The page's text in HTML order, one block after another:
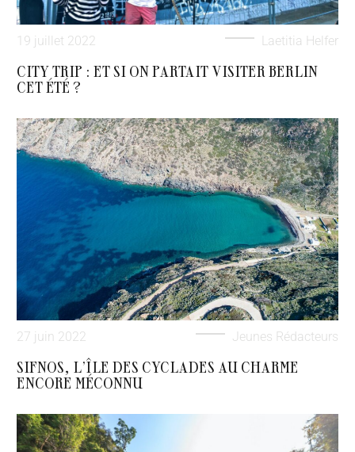
19 juillet 2022 Laetitia Helfer
CITY TRIP : ET SI ON PARTAIT VISITER BERLIN
CET ÉTÉ ?
27 juin 2022 Jeunes Rédacteurs
SIFNOS, L’ÎLE DES CYCLADES AU CHARME
ENCORE MÉCONNU